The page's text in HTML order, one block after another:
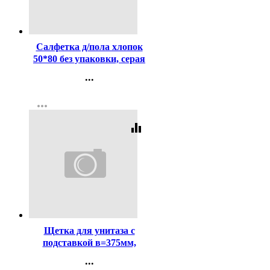
Салфетка д/пола хлопок
50*80 без упаковки, серая
...
Регистрация
more_horiz
equalizer
Щетка для унитаза с
подставкой в=375мм,
в.стакана=85мм.
...